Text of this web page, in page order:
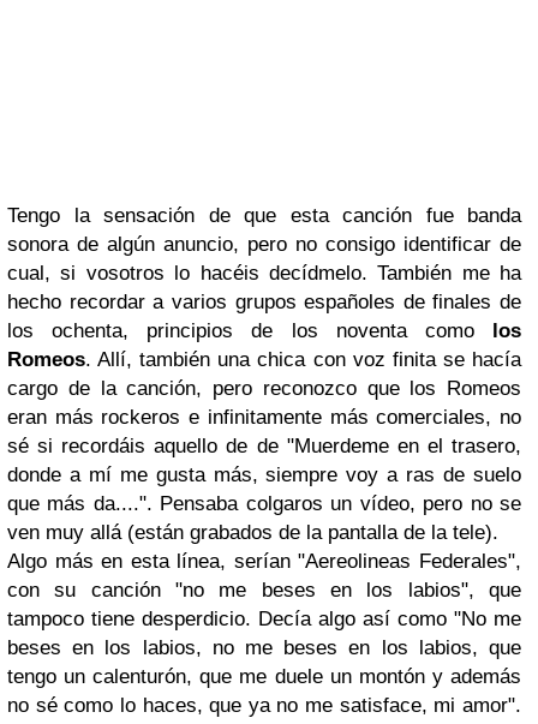
Tengo la sensación de que esta canción fue banda
sonora de algún anuncio, pero no consigo identificar de
cual, si vosotros lo hacéis decídmelo. También me ha
hecho recordar a varios grupos españoles de finales de
los ochenta, principios de los noventa como los
Romeos. Allí, también una chica con voz finita se hacía
cargo de la canción, pero reconozco que los Romeos
eran más rockeros e infinitamente más comerciales, no
sé si recordáis aquello de de "Muerdeme en el trasero,
donde a mí me gusta más, siempre voy a ras de suelo
que más da....". Pensaba colgaros un vídeo, pero no se
ven muy allá (están grabados de la pantalla de la tele).
Algo más en esta línea, serían "Aereolineas Federales",
con su canción "no me beses en los labios", que
tampoco tiene desperdicio. Decía algo así como "No me
beses en los labios, no me beses en los labios, que
tengo un calenturón, que me duele un montón y además
no sé como lo haces, que ya no me satisface, mi amor".